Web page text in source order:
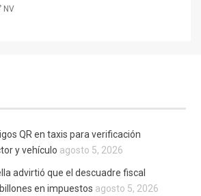
NV
QR en taxis para verificación
y vehículo agosto 5, 2026
advirtió que el descuadre fiscal
en impuestos agosto 5, 2026